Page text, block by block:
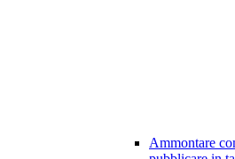
Ammontare